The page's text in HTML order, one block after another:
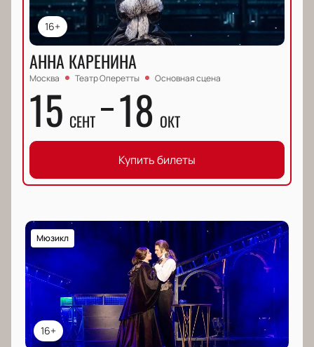
16+
АННА КАРЕНИНА
Москва Театр Оперетты Основная сцена
15 СЕНТ 18 ОКТ
Купить билеты
16+
Мюзикл